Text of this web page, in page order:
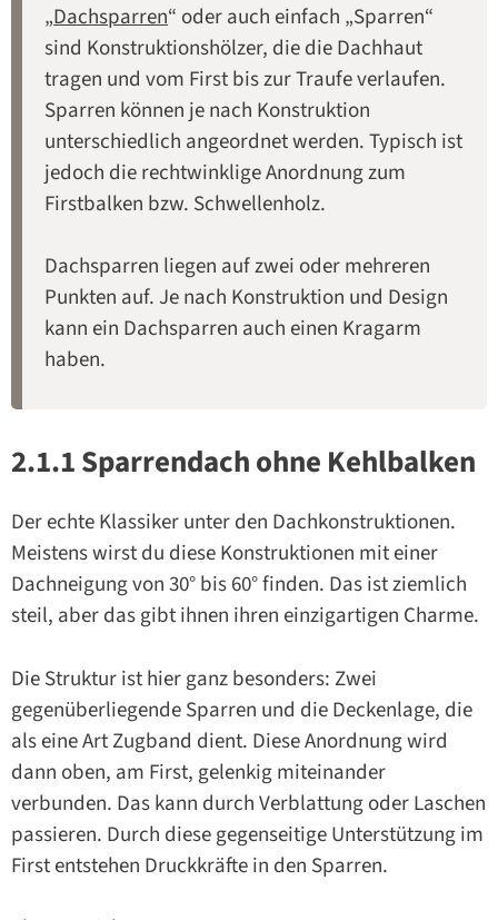
„Dachsparren“ oder auch einfach „Sparren“
sind Konstruktionshölzer, die die Dachhaut
tragen und vom First bis zur Traufe verlaufen.
Sparren können je nach Konstruktion
unterschiedlich angeordnet werden. Typisch ist
jedoch die rechtwinklige Anordnung zum
Firstbalken bzw. Schwellenholz.
Dachsparren liegen auf zwei oder mehreren
Punkten auf. Je nach Konstruktion und Design
kann ein Dachsparren auch einen Kragarm
haben.
2.1.1 Sparrendach ohne Kehlbalken
Der echte Klassiker unter den Dachkonstruktionen.
Meistens wirst du diese Konstruktionen mit einer
Dachneigung von 30° bis 60° finden. Das ist ziemlich
steil, aber das gibt ihnen ihren einzigartigen Charme.
Die Struktur ist hier ganz besonders: Zwei
gegenüberliegende Sparren und die Deckenlage, die
als eine Art Zugband dient. Diese Anordnung wird
dann oben, am First, gelenkig miteinander
verbunden. Das kann durch Verblattung oder Laschen
passieren. Durch diese gegenseitige Unterstützung im
First entstehen Druckkräfte in den Sparren.